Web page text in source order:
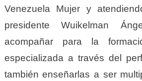
Venezuela Mujer y
presidente Wuikelman
acompañar para la
especializada a través del
también enseñarlas a ser